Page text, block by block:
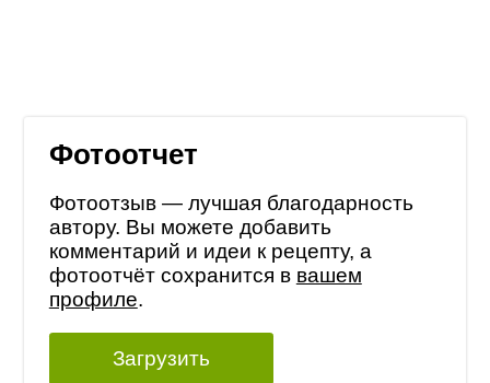
Фотоотчет
Фотоотзыв — лучшая благодарность
автору. Вы можете добавить
комментарий и идеи к рецепту, а
фотоотчёт сохранится в вашем
профиле.
Загрузить